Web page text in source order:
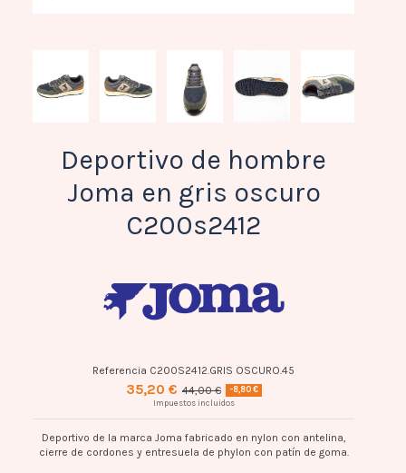
Deportivo de hombre
Joma en gris oscuro
C200s2412
Referencia C200S2412.GRIS OSCURO.45
35,20 € 44,00 € -8,80 €
Impuestos incluidos
Deportivo de la marca Joma fabricado en nylon con antelina,
cierre de cordones y entresuela de phylon con patín de goma.